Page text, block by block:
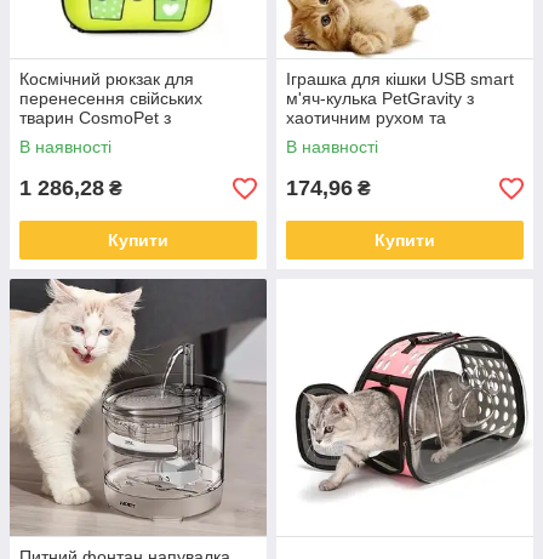
Космічний рюкзак для
перенесення свійських
тварин CosmoPet з
ілюмінатором
В наявності
1 286,28 ₴
Купити
Іграшка для кішки USB smart
м'яч-кулька PetGravity з
хаотичним рухом та
світловою панеллю
В наявності
174,96 ₴
Купити